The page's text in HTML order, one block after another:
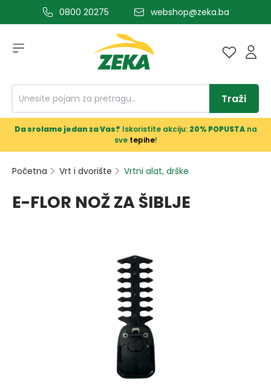
glavni sadržaj0800 20275 webshop@zeka.ba
Traži
Da srolamo jedan za Vas? Iskoristite akciju: 20% POPUSTAna
sve tepihe!
Početna Vrt i dvorište Vrtni alat, drške
E-FLOR NOŽ ZA ŠIBLJE